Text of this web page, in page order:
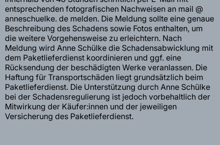
entsprechenden fotografischen Nachweisen an mail @
anneschuelke. de melden. Die Meldung sollte eine genaue
Beschreibung des Schadens sowie Fotos enthalten, um
die weitere Vorgehensweise zu erleichtern. Nach
Meldung wird Anne Schülke die Schadensabwicklung mit
dem Paketlieferdienst koordinieren und ggf. eine
Rücksendung der beschädigten Werke veranlassen. Die
Haftung für Transportschäden liegt grundsätzlich beim
Paketlieferdienst. Die Unterstützung durch Anne Schülke
bei der Schadensregulierung ist jedoch vorbehaltlich der
Mitwirkung der Käufer:innen und der jeweiligen
Versicherung des Paketlieferdienst.